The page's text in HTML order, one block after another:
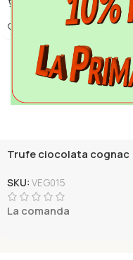
Trufe ciocolata cognac
SKU: VEG015
La comanda